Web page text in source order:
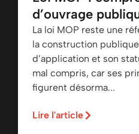
d’ouvrage
La loi MOP reste une
la construction
d’application et son
mal compris, car ses
figurent désorma...
Lire l'article